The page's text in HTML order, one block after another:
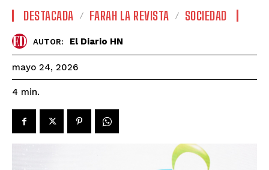
DESTACADA FARAH LA REVISTA SOCIEDAD
AUTOR: El Diario HN
mayo 24, 2026
4 min.